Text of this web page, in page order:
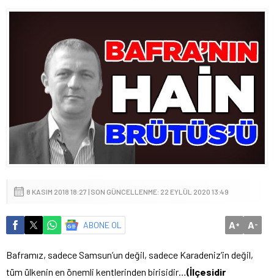
8 KASIM 2018 18:27 | SON GÜNCELLENME: 22 EYLÜL 2020 13:49
ABONE OL A+ A-
Baframız, sadece Samsun’un değil, sadece Karadeniz’in değil,
tüm ülkenin en önemli kentlerinden birisidir…(İlçesidir